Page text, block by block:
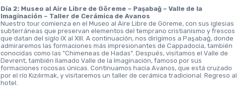
Día 2: Museo al Aire Libre de Göreme – Paşabağ – Valle de la
Imaginación – Taller de Cerámica de Avanos
Nuestro tour comienza en el Museo al Aire Libre de Göreme, con sus iglesias
subterráneas que preservan elementos del temprano cristianismo y frescos
que datan del siglo IX al XIII. A continuación, nos dirigimos a Paşabağ, donde
admiraremos las formaciones más impresionantes de Cappadocia, también
conocidas como las "Chimeneas de Hadas". Después, visitamos el Valle de
Devrent, también llamado Valle de la Imaginación, famoso por sus
formaciones rocosas únicas. Continuamos hacia Avanos, que está cruzado
por el río Kızılırmak, y visitaremos un taller de cerámica tradicional. Regreso al
hotel.